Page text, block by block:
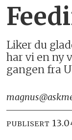
Liker du
har vi en ny
gangen fra
PUBLISERT